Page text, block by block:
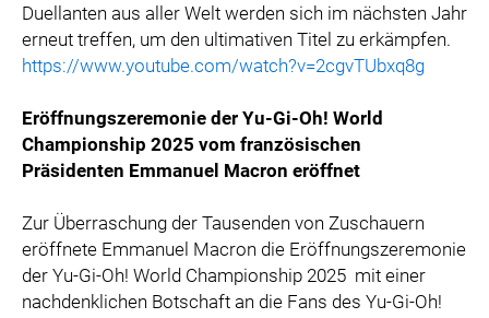
Duellanten aus aller Welt werden sich im nächsten Jahr
erneut treffen, um den ultimativen Titel zu erkämpfen.
https://www.youtube.com/watch?v=2cgvTUbxq8g
Eröffnungszeremonie der Yu-Gi-Oh! World
Championship 2025 vom französischen
Präsidenten Emmanuel Macron eröffnet
Zur Überraschung der Tausenden von Zuschauern
eröffnete Emmanuel Macron die Eröffnungszeremonie
der Yu-Gi-Oh! World Championship 2025 mit einer
nachdenklichen Botschaft an die Fans des Yu-Gi-Oh!